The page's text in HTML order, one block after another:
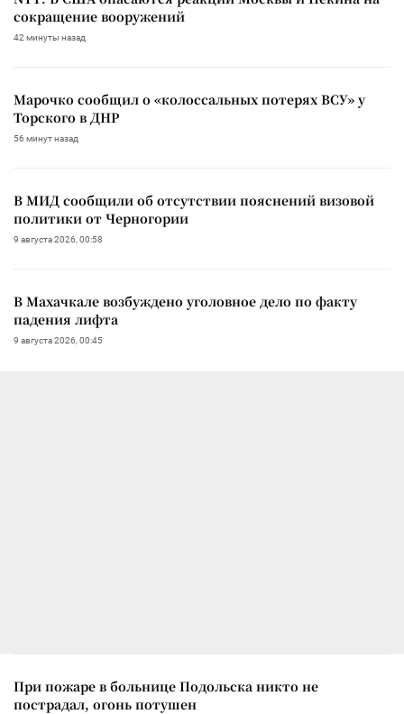
сокращение вооружений
42 минуты назад
Марочко сообщил о «колоссальных потерях ВСУ» у
Торского в ДНР
56 минут назад
В МИД сообщили об отсутствии пояснений визовой
политики от Черногории
9 августа 2026, 00:58
В Махачкале возбуждено уголовное дело по факту
падения лифта
9 августа 2026, 00:45
При пожаре в больнице Подольска никто не
пострадал, огонь потушен